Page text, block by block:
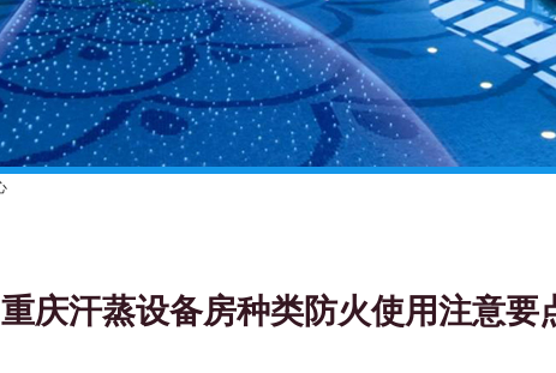
重庆汗蒸设备房种类防火使用注意要